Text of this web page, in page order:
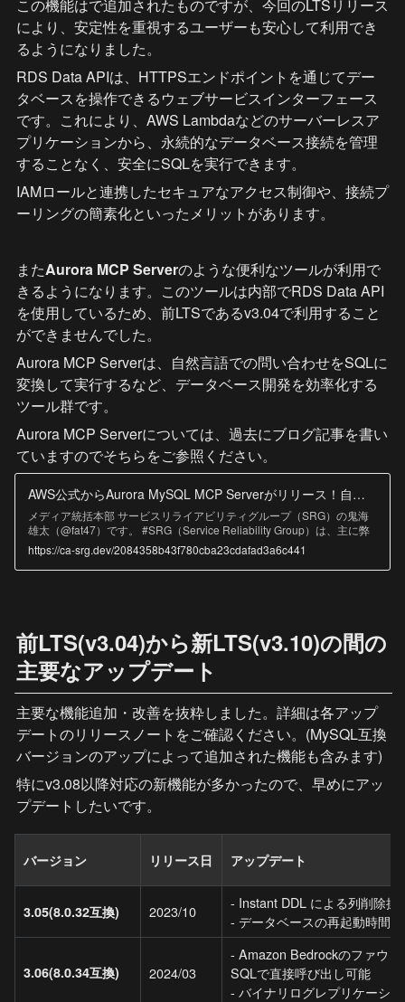
この機能はで追加されたものですが、今回のLTSリリース
により、安定性を重視するユーザーも安心して利用でき
るようになりました。
RDS Data APIは、HTTPSエンドポイントを通じてデー
タベースを操作できるウェブサービスインターフェース
です。これにより、AWS Lambdaなどのサーバーレスア
プリケーションから、永続的なデータベース接続を管理
することなく、安全にSQLを実行できます。
IAMロールと連携したセキュアなアクセス制御や、接続プ
ーリングの簡素化といったメリットがあります。
またAurora MCP Serverのような便利なツールが利用で
きるようになります。このツールは内部でRDS Data API
を使用しているため、前LTSであるv3.04で利用すること
ができませんでした。
Aurora MCP Serverは、自然言語での問い合わせをSQLに
変換して実行するなど、データベース開発を効率化する
ツール群です。
Aurora MCP Serverについては、過去にブログ記事を書い
ていますのでそちらをご参照ください。
AWS公式からAurora MySQL MCP Serverがリリース！自然言語でクエリ実行可能 - CyberAgent SRG #ca_srg
メディア統括本部 サービスリライアビリティグループ（SRG）の鬼海
雄太（@fat47）です。 #SRG（Service Reliability Group）は、主に弊
社メディアサービスのインフラ周りを横断的にサポートしており、既存
サービスの改善や新規立ち上げ、OSS貢献などを行っているグループで
す。 本記事は、AWS公
https://ca-srg.dev/2084358b43f780cba23cdafad3a6c441
前LTS(v3.04)から新LTS(v3.10)の間の
主要なアップデート
主要な機能追加・改善を抜粋しました。詳細は各アップ
デートのリリースノートをご確認ください。(MySQL互換
バージョンのアップによって追加された機能も含みます)
特にv3.08以降対応の新機能が多かったので、早めにアッ
プデートしたいです。
バージョン リリース日 アップデート
3.05(8.0.32互換) 2023/10
- Instant DDL による列削除操
- データベースの再起動時間
3.06(8.0.34互換) 2024/03
- Amazon Bedrockのファウ
SQLで直接呼び出し可能
- バイナリログレプリケーシ